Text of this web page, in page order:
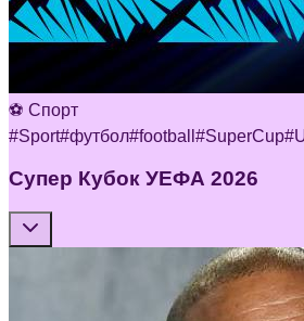
⚽ Спорт
#Sport#футбол#football #SuperCup#
Супер Кубок УЕФА 2026